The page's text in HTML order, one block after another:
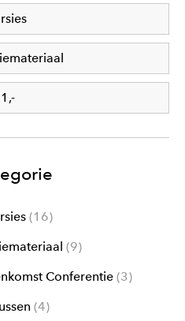
16
9
Conferentie 3
4